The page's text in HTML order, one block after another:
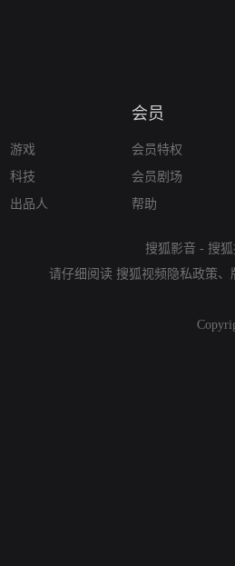
游戏
科技
出品人
会员
会员特权
会员剧场
帮助
搜狐影音 - 搜
请仔细阅读 搜狐视频隐私政策、